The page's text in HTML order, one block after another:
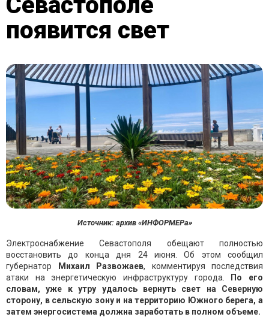
появится свет
Источник: архив «ИНФОРМЕРа»
Электроснабжение Севастополя обещают полностью
восстановить до конца дня 24 июня. Об этом сообщил
губернатор
Михаил Развожаев, комментируя последствия
атаки на энергетическую инфраструктуру города.
По его
словам, уже к утру удалось вернуть свет на Северную
сторону, в сельскую зону и на территорию Южного берега, а
затем энергосистема должна заработать в полном объеме.